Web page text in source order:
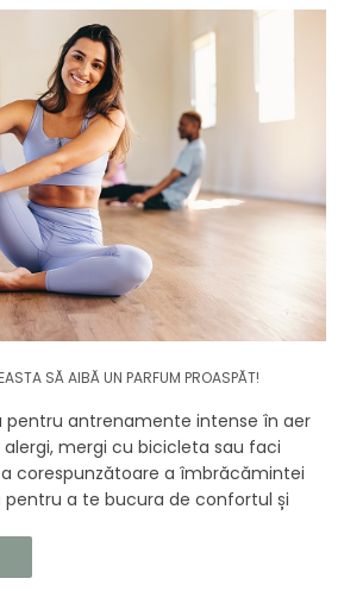
va face să vrei ca momentele
dureze mai mult timp.
SĂ AIBĂ UN PARFUM PROASPĂT!
pentru antrenamente intense în aer
mergi cu bicicleta sau faci
corespunzătoare a îmbrăcămintei
a te bucura de confortul și
îmbrăcămintea sport, astfel încât
chiar și în timpul celor mai